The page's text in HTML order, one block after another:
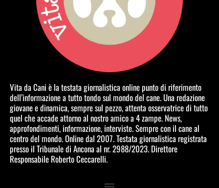
Vita da Cani è la testata giornalistica online punto di riferimento
dell’informazione a tutto tondo sul mondo del cane. Una redazione
giovane e dinamica, sempre sul pezzo, attenta osservatrice di tutto
quel che accade attorno al nostro amico a 4 zampe. News,
approfondimenti, informazione, interviste. Sempre con il cane al
centro del mondo. Online dal 2007. Testata giornalistica registrata
presso il Tribunale di Ancona al nr. 2988/2023. Direttore
Responsabile Roberto Ceccarelli.